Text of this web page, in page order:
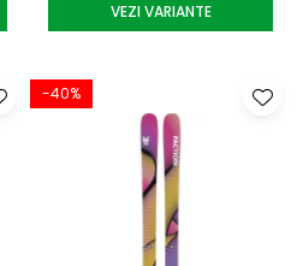
VEZI VARIANTE
-40%